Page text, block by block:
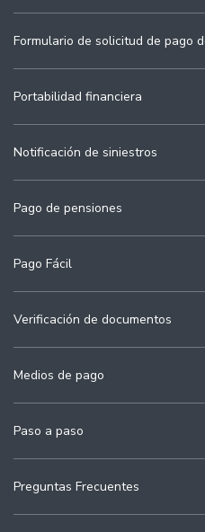
Formulario de solicitud de pago
Portabilidad financiera
Notificación de siniestros
Pago de pensiones
Pago Fácil
Verificación de documentos
Medios de pago
Paso a paso
Preguntas Frecuentes